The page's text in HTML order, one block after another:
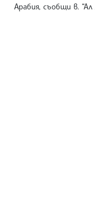
Арабия, съобщи в. “Ал